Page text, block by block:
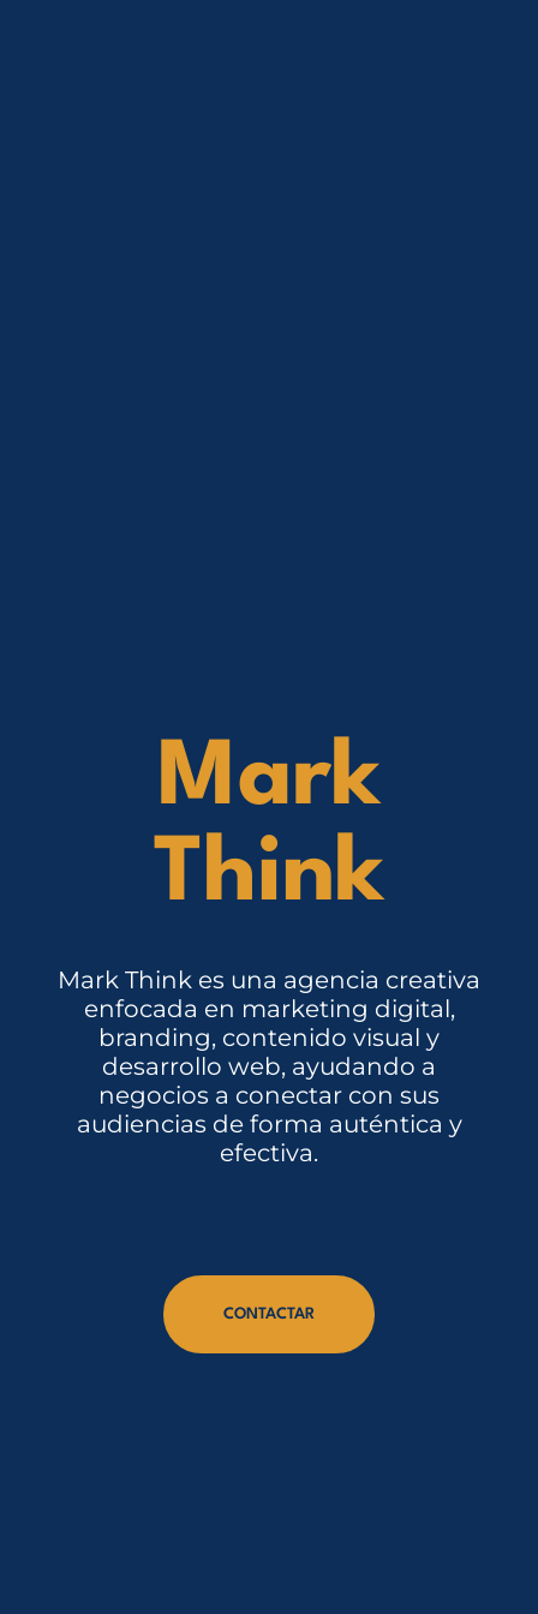
Mark
Think
Mark Think es una agencia creativa
enfocada en marketing digital,
branding, contenido visual y
desarrollo web, ayudando a
negocios a conectar con sus
audiencias de forma auténtica y
efectiva.
CONTACTAR